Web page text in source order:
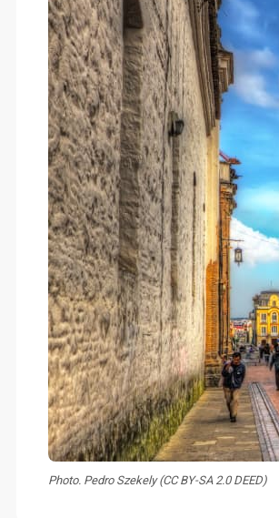
Photo. Pedro Szekely (CC BY-SA 2.0 DEED)